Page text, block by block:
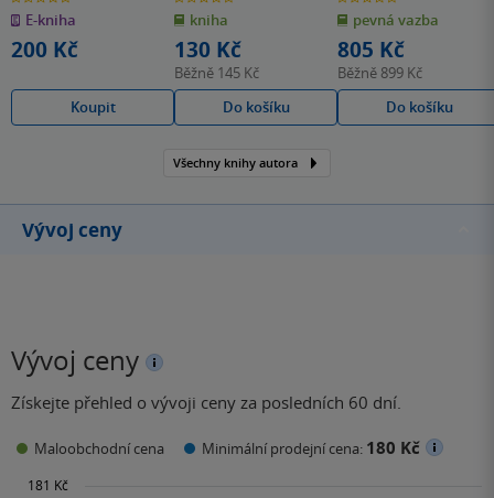
z
5
hvězdiček
E-kniha
200 Kč
Koupit
z
5
hvězdiček
kniha
130 Kč
Běžně 145 Kč
Do košíku
z
5
hvězdiček
pevná vazba
805 Kč
Běžně 899 Kč
Do košíku
Všechny knihy autora
Vývoj ceny
Vývoj ceny
Získejte přehled o vývoji ceny za posledních 60 dní.
Maloobchodní cena Minimální prodejní cena: 180 Kč